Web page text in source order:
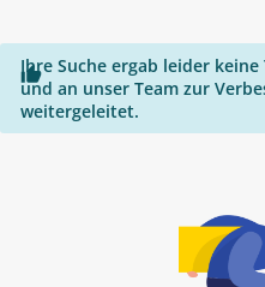

Ihre Suche ergab leider
und an unser Team zur
weitergeleitet.